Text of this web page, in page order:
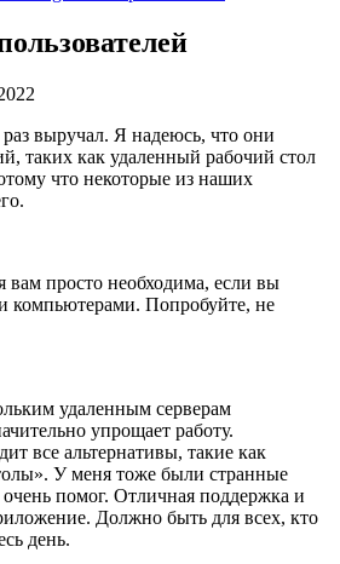
выручал. Я надеюсь, что они
таких как удаленный рабочий стол
что некоторые из наших
вам просто необходима, если вы
компьютерами. Попробуйте, не
удаленным серверам
упрощает работу.
все альтернативы, такие как
У меня тоже были странные
помог. Отличная поддержка и
Должно быть для всех, кто
день.